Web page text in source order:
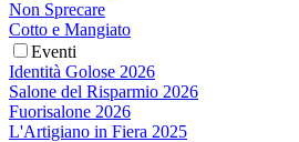
Non Sprecare
Cotto e Mangiato
Eventi
Identità Golose 2026
Salone del Risparmio 2026
Fuorisalone 2026
L'Artigiano in Fiera 2025